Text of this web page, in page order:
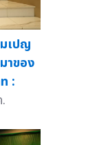
เปญ
าของ
: